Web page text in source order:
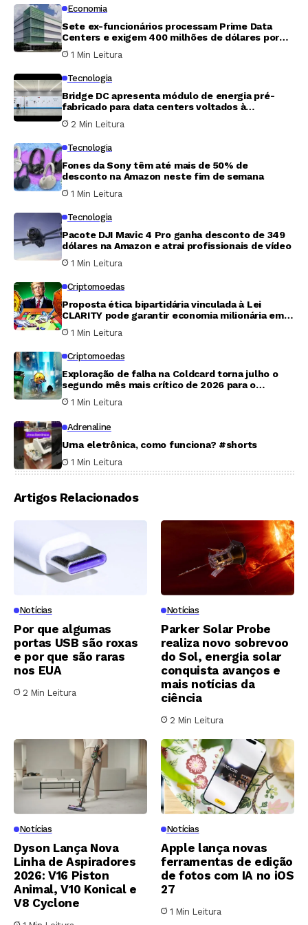
Economia
Sete ex-funcionários processam Prime Data
Centers e exigem 400 milhões de dólares por
fraude em participação acionária
1 Min Leitura
Tecnologia
Bridge DC apresenta módulo de energia pré-
fabricado para data centers voltados à
inteligência artificial
2 Min Leitura
Tecnologia
Fones da Sony têm até mais de 50% de
desconto na Amazon neste fim de semana
1 Min Leitura
Tecnologia
Pacote DJI Mavic 4 Pro ganha desconto de 349
dólares na Amazon e atrai profissionais de vídeo
1 Min Leitura
Criptomoedas
Proposta ética bipartidária vinculada à Lei
CLARITY pode garantir economia milionária em
tributos para Trump
1 Min Leitura
Criptomoedas
Exploração de falha na Coldcard torna julho o
segundo mês mais crítico de 2026 para o
mercado cripto
1 Min Leitura
Adrenaline
Urna eletrônica, como funciona? #shorts
1 Min Leitura
Artigos Relacionados
Notícias
Por que algumas
portas USB são roxas
e por que são raras
nos EUA
2 Min Leitura
Notícias
Parker Solar Probe
realiza novo sobrevoo
do Sol, energia solar
conquista avanços e
mais notícias da
ciência
2 Min Leitura
Notícias
Dyson Lança Nova
Linha de Aspiradores
2026: V16 Piston
Animal, V10 Konical e
V8 Cyclone
Notícias
Apple lança novas
ferramentas de edição
de fotos com IA no iOS
27
1 Min Leitura